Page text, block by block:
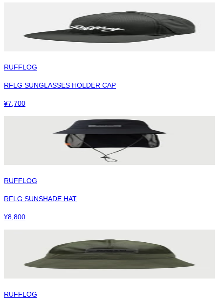
RUFFLOG
RFLG SUNGLASSES HOLDER CAP
¥7,700
RUFFLOG
RFLG SUNSHADE HAT
¥8,800
RUFFLOG